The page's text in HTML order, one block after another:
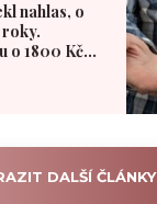
nahlas, o
roky.
o 1800 Kč
DALŠÍ ČLÁNKY